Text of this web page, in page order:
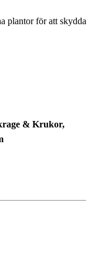
plantor för att skydda
& Krukor,